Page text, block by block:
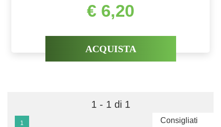
€ 6,20
ACQUISTA
1 - 1 di 1
1